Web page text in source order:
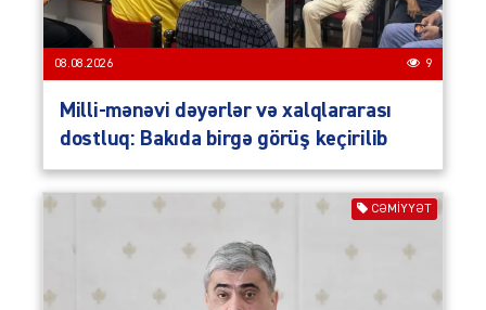
08.08.2026 9
Milli-mənəvi dəyərlər və xalqlararası
dostluq: Bakıda birgə görüş keçirilib
CƏMIYYƏT